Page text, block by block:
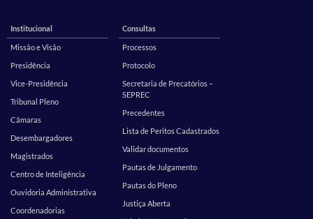
Institucional
Missão e Visão
Presidência
Vice-Presidência
Tribunal Pleno
Câmaras
Desembargadores
Magistrados
Centro de Inteligência
Ouvidoria Administrativa
Coordenadorias
Consultas
Processos
Protocolo
Secretaria de Precatórios –
SEPREC
Precedentes
Lista de Peritos Cadastrados
Validar documentos
Pautas de Julgamento
Pautas do Pleno
Justiça Aberta